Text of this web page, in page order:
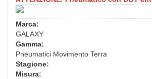
Marca:
GALAXY
Gamma:
Pneumatici Movimento Terra
Stagione:
Misura: